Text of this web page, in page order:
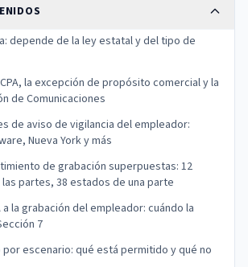
depende de la ley estatal y del tipo de
la excepción de propósito comercial y la
de Comunicaciones
de aviso de vigilancia del empleador:
Nueva York y más
de grabación superpuestas: 12
partes, 38 estados de una parte
a la grabación del empleador: cuándo la
7
escenario: qué está permitido y qué no